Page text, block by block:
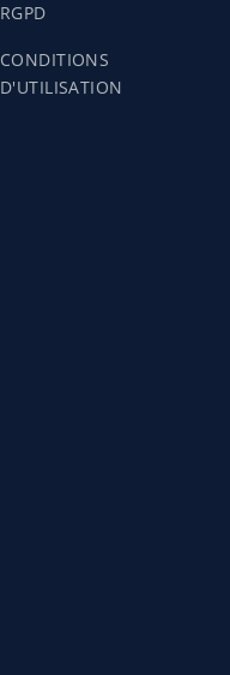
RGPD
CONDITIONS
D'UTILISATION